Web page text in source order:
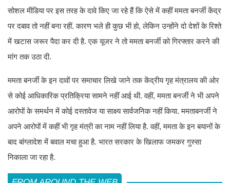
सोशल मीडिया पर इस तरह के दावे किए जा रहे हैं कि ऐसे में कहीं ममता बनर्जी केंद्र
पर दबाव तो नहीं बना रहीं. कारण भले ही कुछ भी हो, लेकिन उन्होंने दो देशों के रिश्ते
में खटास जरूर पैदा कर दी है. एक यूजर ने तो ममता बनर्जी को गिरफ्तार करने की
मांग तक उठा दी.
ममता बनर्जी के इन दावों पर समाचार लिखे जाने तक केंद्रीय गृह मंत्रालय की ओर
से कोई आधिकारिक प्रतिक्रिया सामने नहीं आई थी. वहीं, ममता बनर्जी ने भी अपने
आरोपों के समर्थन में कोई दस्तावेज या साक्ष्य सार्वजनिक नहीं किया. ममताबनर्जी ने
अपने आरोपों में कहीं भी गृह मंत्री का नाम नहीं लिया है. वहीं, ममता के इन बयानों के
बाद बांग्लादेश में बवाल मचा हुआ है. भारत सरकार के खिलाफ जमकर गुस्सा
निकाला जा रहा है.